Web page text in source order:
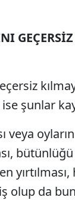
şunlar
veya
olup da